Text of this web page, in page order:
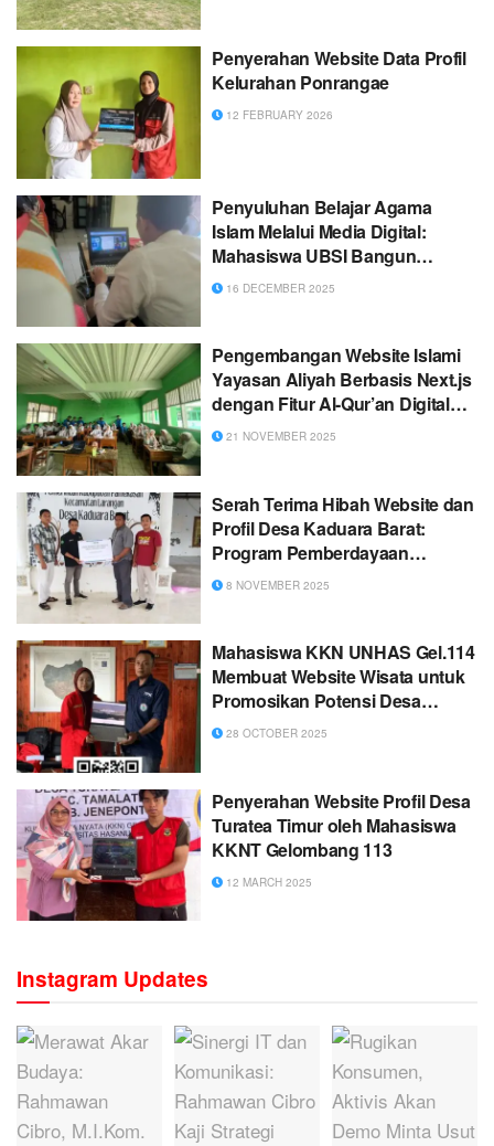
Penyerahan Website Data Profil
Kelurahan Ponrangae
12 FEBRUARY 2026
Penyuluhan Belajar Agama
Islam Melalui Media Digital:
Mahasiswa UBSI Bangun
Website Resmi SDI AM FATWA
16 DECEMBER 2025
Pengembangan Website Islami
Yayasan Aliyah Berbasis Next.js
dengan Fitur Al-Qur’an Digital
dan Waktu Shalat Otomatis
21 NOVEMBER 2025
Serah Terima Hibah Website dan
Profil Desa Kaduara Barat:
Program Pemberdayaan
Masyarakat oleh Mahasiswa
8 NOVEMBER 2025
Mahasiswa KKN UNHAS Gel.114
Membuat Website Wisata untuk
Promosikan Potensi Desa
Gattareng Toa
28 OCTOBER 2025
Penyerahan Website Profil Desa
Turatea Timur oleh Mahasiswa
KKNT Gelombang 113
12 MARCH 2025
Instagram Updates